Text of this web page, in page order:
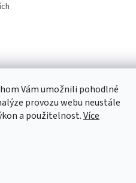
Vám umožnili pohodlné
provozu webu neustále
a použitelnost.Více
2011 - 2026 © www.CardLand.cz
cookies